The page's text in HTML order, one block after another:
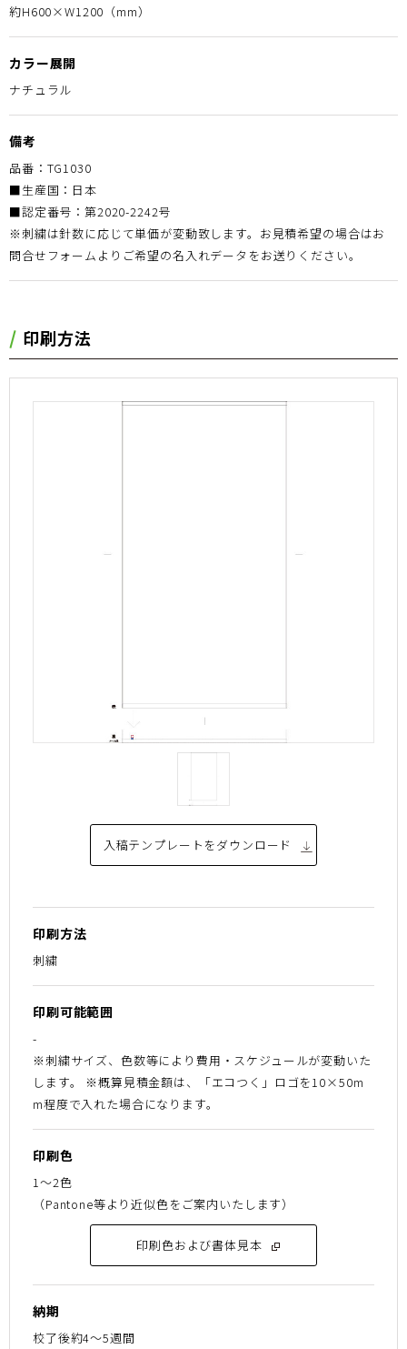
約H600×W1200（mm）
カラー展開
ナチュラル
備考
品番：TG1030
■生産国：日本
■認定番号：第2020-2242号
※刺繍は針数に応じて単価が変動致します。お見積希望の場合はお
問合せフォームよりご希望の名入れデータをお送りください。
印刷方法
入稿テンプレートをダウンロード
印刷方法
刺繍
印刷可能範囲
-
※刺繍サイズ、色数等により費用・スケジュールが変動いた
します。 ※概算見積金額は、「エコつく」ロゴを10×50m
m程度で入れた場合になります。
印刷色
1～2色
（Pantone等より近似色をご案内いたします）
印刷色および書体見本
納期
校了後約4～5週間